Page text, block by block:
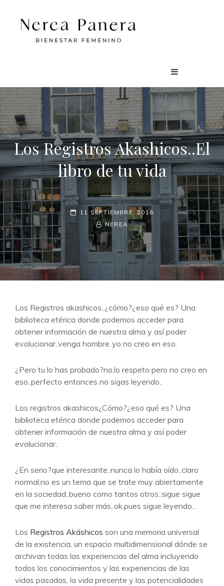
Los Registros Akashicos..El
libro de tu vida
PUBLICADO
EL
11 SEPTIEMBRE, 2016
BY
LINE
BYLINE
NEREA
Los Registros akashicos..¿cómo?¿eso qué es? Una
biblioteca etérica donde podemos acceder para
obtener información de nuestra alma y así poder
evolucionar..venga hombre..yo no creo en eso.
¿Pero tu lo has probado?no,lo respeto pero no creo en
eso..perfecto entonces no sigas leyendo..
Los registros akashicos¿Cómo?¿eso qué es? Una
biblioteca etérica donde podemos acceder para
obtener información de nuestra alma y así poder
evolucionar..
¿En serio?que interesante..nunca lo había oído..claro
normal,no es un tema que se trate muy abiertamente
en la sociedad..bueno como tantos otros..sigue sigue
que me interesa saber más..ok,pues sigue leyendo..
Los Registros Akáshicos son una memoria universal
de la existencia, un espacio multidimensional dónde se
archivan todas las experiencias del alma incluyendo
todos los conocimientos y las experiencias de las
vidas pasadas, la vida presente y las potencialidades